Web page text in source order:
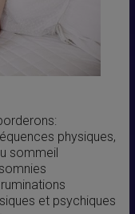
physiques,
sommeil
et psychiques